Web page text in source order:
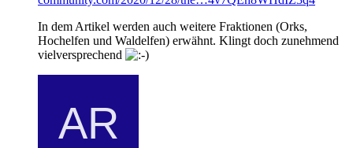
In dem Artikel werden auch weitere Fraktionen (Orks,
Hochelfen und Waldelfen) erwähnt. Klingt doch zunehmend
vielversprechend